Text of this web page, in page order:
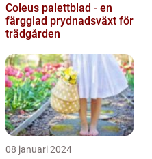
Coleus palettblad - en
färgglad prydnadsväxt för
trädgården
08 januari 2024